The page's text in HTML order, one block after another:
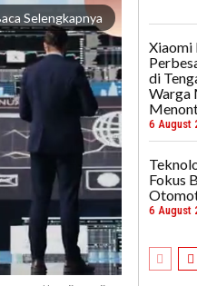
Selengkapnya
Xiaomi
di
Warga
6 August
Fokus
6 August